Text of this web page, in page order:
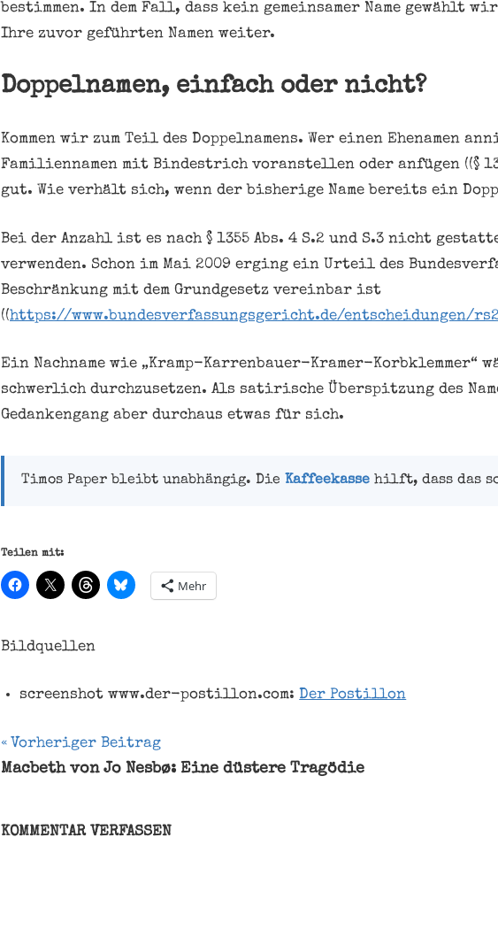
bestimmen. In dem Fall, dass kein gemeinsamer Name gewählt
Ihre zuvor geführten Namen weiter.
Doppelnamen, einfach oder nicht?
Kommen wir zum Teil des Doppelnamens. Wer einen Ehenamen
Familiennamen mit Bindestrich voranstellen oder anfügen ((§
gut. Wie verhält sich, wenn der bisherige Name bereits ein
Bei der Anzahl ist es nach § 1355 Abs. 4 S.2 und S.3 nicht
verwenden. Schon im Mai 2009 erging ein Urteil des
Beschränkung mit dem Grundgesetz vereinbar ist
((https://www.bundesverfassungsgericht.de/entscheidungen/
Ein Nachname wie „Kramp-Karrenbauer-Kramer-Korbklemmer“
schwerlich durchzusetzen. Als satirische Überspitzung des
Gedankengang aber durchaus etwas für sich.
Timos Paper bleibt unabhängig. Die Kaffeekassehilft, dass das
Teilen mit:
Mehr
Bildquellen
screenshot www.der-postillon.com: Der Postillon
Absatz
Annegret
Beitragsnavigation
Vorheriger Beitrag
Macbeth von Jo Nesbø: Eine düstere Tragödie
KOMMENTAR VERFASSEN